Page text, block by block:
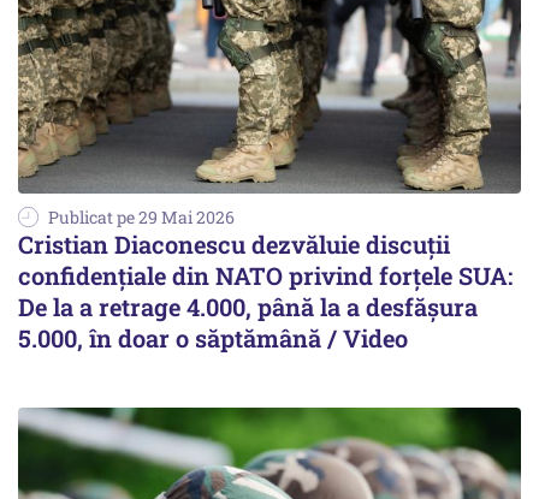
Publicat pe 29 Mai 2026
Cristian Diaconescu dezvăluie discuții
confidențiale din NATO privind forțele SUA:
De la a retrage 4.000, până la a desfășura
5.000, în doar o săptămână / Video